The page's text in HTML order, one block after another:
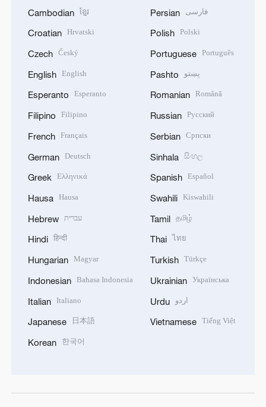
Cambodian ខ្មែរ
Croatian Hrvatski
Czech Český
English English
Esperanto Esperanto
Filipino Filipino
French Français
German Deutsch
Greek Ελληνικά
Hausa Hausa
Hebrew עברית
Hindi हिन्दी
Hungarian Magyar
Indonesian Bahasa Indonesia
Italian Italiano
Japanese 日本語
Korean 한국어
Persian فارسی
Polish Polski
Portuguese Português
Pashto پښتو
Romanian Română
Russian Русский
Serbian Српски
Sinhala සිංහල
Spanish Español
Swahili Kiswahili
Tamil தமிழ்
Thai ไทย
Turkish Türkçe
Ukrainian Українська
Urdu اردو
Vietnamese Tiếng Việt